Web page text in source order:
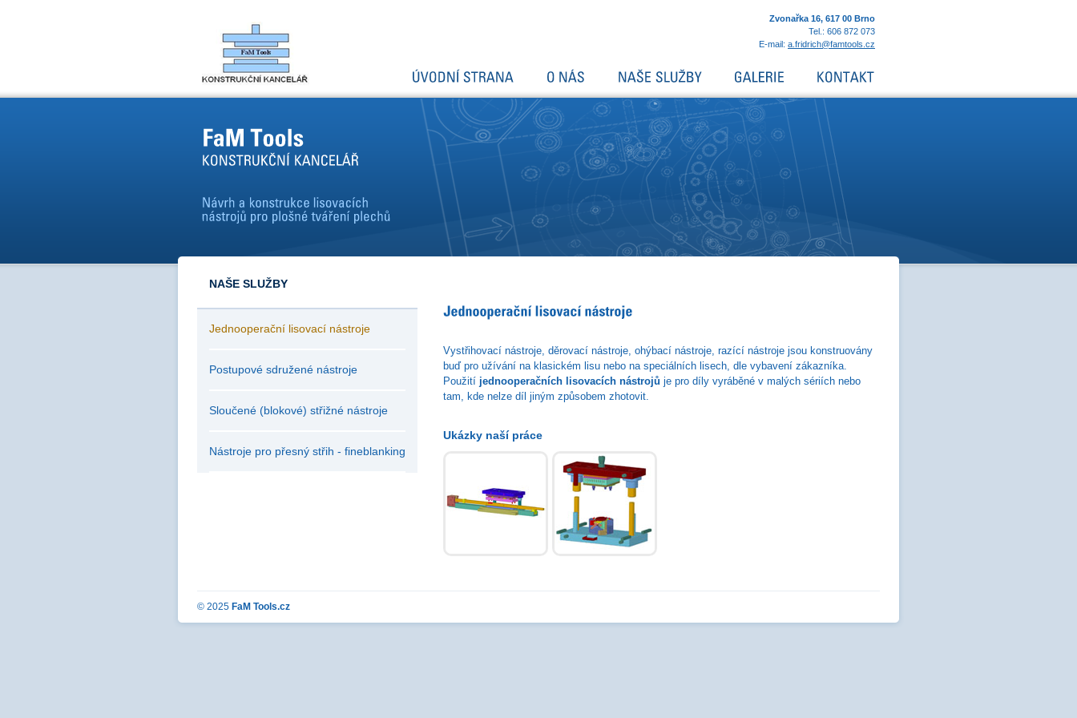
Zvonařka 16, 617 00 Brno
Tel.: 606 872 073
E-mail: a.fridrich@famtools.cz
Vystřihovací nástroje, děrovací nástroje, ohýbací nástroje, razící nástroje jsou konstruovány
buď pro užívání na klasickém lisu nebo na speciálních lisech, dle vybavení zákazníka.
Použití jednooperačních lisovacích nástrojů je pro díly vyráběné v malých sériích nebo
tam, kde nelze díl jiným způsobem zhotovit.
Ukázky naší práce
NAŠE SLUŽBY
Jednooperační lisovací nástroje
Postupové sdružené nástroje
Sloučené (blokové) střižné nástroje
Nástroje pro přesný střih - fineblanking
© 2025 FaM Tools.cz